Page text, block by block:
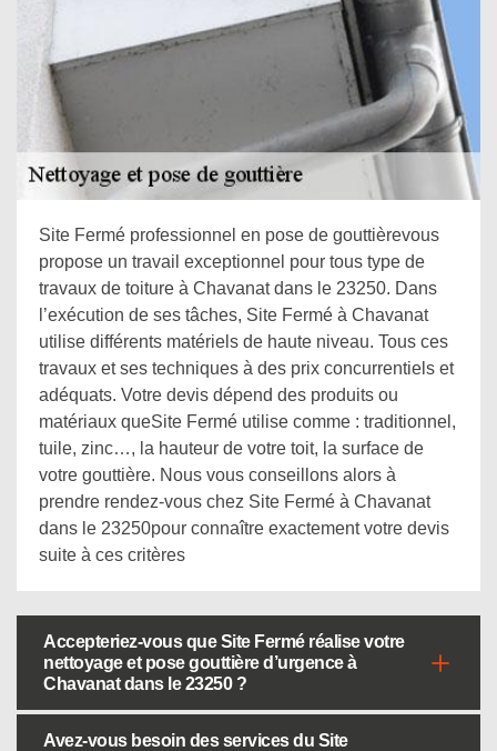
Site Fermé professionnel en pose de gouttièrevous
propose un travail exceptionnel pour tous type de
travaux de toiture à Chavanat dans le 23250. Dans
l’exécution de ses tâches, Site Fermé à Chavanat
utilise différents matériels de haute niveau. Tous ces
travaux et ses techniques à des prix concurrentiels et
adéquats. Votre devis dépend des produits ou
matériaux queSite Fermé utilise comme : traditionnel,
tuile, zinc…, la hauteur de votre toit, la surface de
votre gouttière. Nous vous conseillons alors à
prendre rendez-vous chez Site Fermé à Chavanat
dans le 23250pour connaître exactement votre devis
suite à ces critères
Accepteriez-vous que Site Fermé réalise votre
nettoyage et pose gouttière d’urgence à
Chavanat dans le 23250 ?
Avez-vous besoin des services du Site